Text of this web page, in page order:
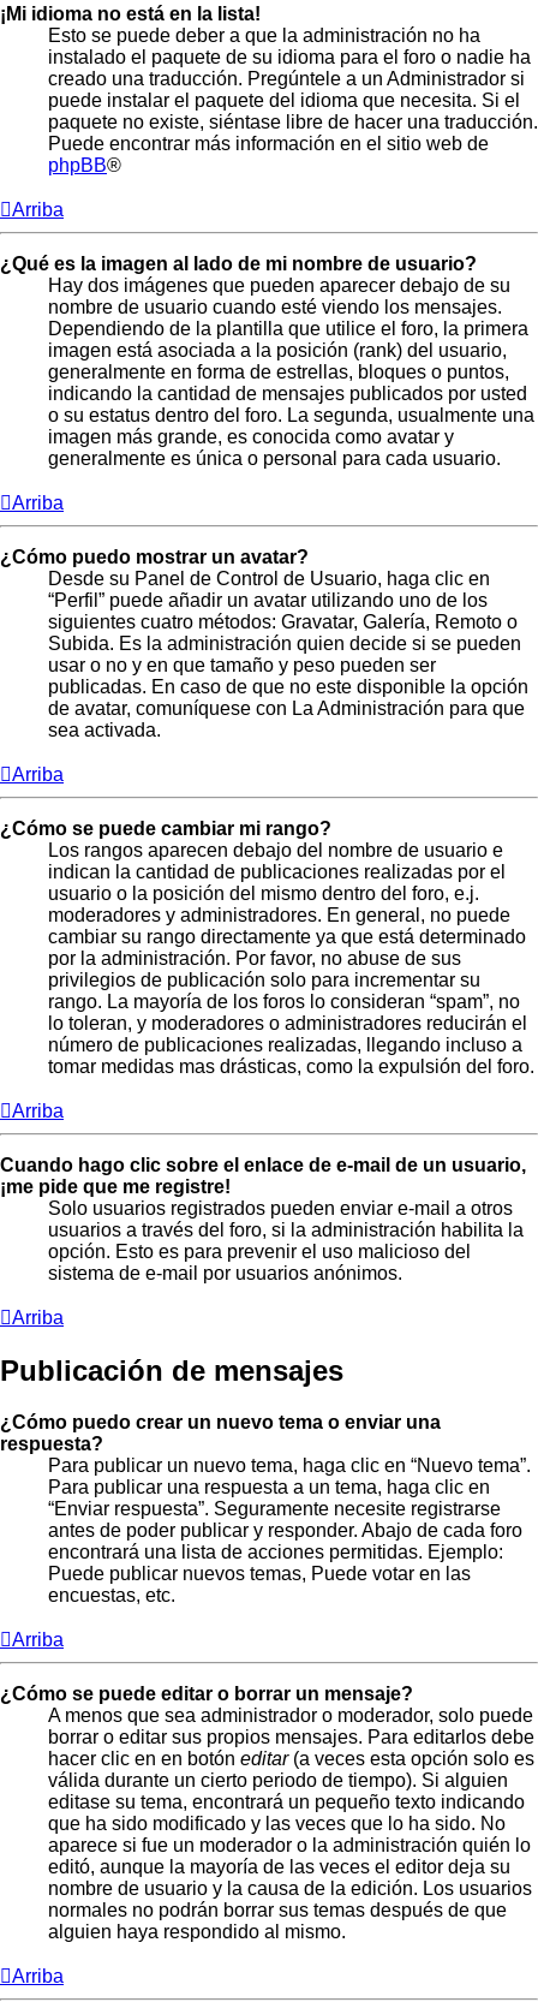
¡Mi idioma no está en la lista!
Esto se puede deber a que la administración no ha
instalado el paquete de su idioma para el foro o nadie ha
creado una traducción. Pregúntele a un Administrador si
puede instalar el paquete del idioma que necesita. Si el
paquete no existe, siéntase libre de hacer una traducción.
Puede encontrar más información en el sitio web de
phpBB®
Arriba
¿Qué es la imagen al lado de mi nombre de usuario?
Hay dos imágenes que pueden aparecer debajo de su
nombre de usuario cuando esté viendo los mensajes.
Dependiendo de la plantilla que utilice el foro, la primera
imagen está asociada a la posición (rank) del usuario,
generalmente en forma de estrellas, bloques o puntos,
indicando la cantidad de mensajes publicados por usted
o su estatus dentro del foro. La segunda, usualmente una
imagen más grande, es conocida como avatar y
generalmente es única o personal para cada usuario.
Arriba
¿Cómo puedo mostrar un avatar?
Desde su Panel de Control de Usuario, haga clic en
“Perfil” puede añadir un avatar utilizando uno de los
siguientes cuatro métodos: Gravatar, Galería, Remoto o
Subida. Es la administración quien decide si se pueden
usar o no y en que tamaño y peso pueden ser
publicadas. En caso de que no este disponible la opción
de avatar, comuníquese con La Administración para que
sea activada.
Arriba
¿Cómo se puede cambiar mi rango?
Los rangos aparecen debajo del nombre de usuario e
indican la cantidad de publicaciones realizadas por el
usuario o la posición del mismo dentro del foro, e.j.
moderadores y administradores. En general, no puede
cambiar su rango directamente ya que está determinado
por la administración. Por favor, no abuse de sus
privilegios de publicación solo para incrementar su
rango. La mayoría de los foros lo consideran “spam”, no
lo toleran, y moderadores o administradores reducirán el
número de publicaciones realizadas, llegando incluso a
tomar medidas mas drásticas, como la expulsión del foro.
Arriba
Cuando hago clic sobre el enlace de e-mail de un usuario,
¡me pide que me registre!
Solo usuarios registrados pueden enviar e-mail a otros
usuarios a través del foro, si la administración habilita la
opción. Esto es para prevenir el uso malicioso del
sistema de e-mail por usuarios anónimos.
Arriba
Publicación de mensajes
¿Cómo puedo crear un nuevo tema o enviar una
respuesta?
Para publicar un nuevo tema, haga clic en “Nuevo tema”.
Para publicar una respuesta a un tema, haga clic en
“Enviar respuesta”. Seguramente necesite registrarse
antes de poder publicar y responder. Abajo de cada foro
encontrará una lista de acciones permitidas. Ejemplo:
Puede publicar nuevos temas, Puede votar en las
encuestas, etc.
Arriba
¿Cómo se puede editar o borrar un mensaje?
A menos que sea administrador o moderador, solo puede
borrar o editar sus propios mensajes. Para editarlos debe
hacer clic en en botón editar(a veces esta opción solo es
válida durante un cierto periodo de tiempo). Si alguien
editase su tema, encontrará un pequeño texto indicando
que ha sido modificado y las veces que lo ha sido. No
aparece si fue un moderador o la administración quién lo
editó, aunque la mayoría de las veces el editor deja su
nombre de usuario y la causa de la edición. Los usuarios
normales no podrán borrar sus temas después de que
alguien haya respondido al mismo.
Arriba